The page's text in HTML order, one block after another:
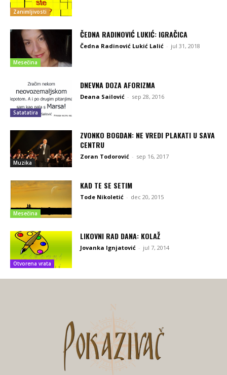
Zanimljivosti
Mesečina
ČEDNA RADINOVIĆ LUKIĆ: IGRAČICA
Čedna Radinović Lukić Lalić - jul 31, 2018
Satatatira
DNEVNA DOZA AFORIZMA
Deana Sailović - sep 28, 2016
Muzika
ZVONKO BOGDAN: NE VREDI PLAKATI U SAVA
CENTRU
Zoran Todorović - sep 16, 2017
Mesečina
KAD TE SE SETIM
Tode Nikoletić - dec 20, 2015
Otvorena vrata
LIKOVNI RAD DANA: KOLAŽ
Jovanka Ignjatović - jul 7, 2014